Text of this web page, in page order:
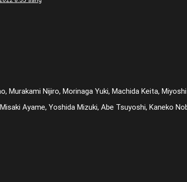
Murakami Nijiro, Morinaga Yuki, Machida Keita,
Ayame, Yoshida Mizuki, Abe Tsuyoshi, Kaneko